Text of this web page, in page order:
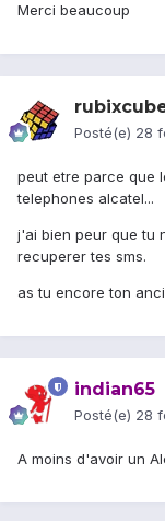
Merci beaucoup
Posté(e) 28
peut etre parce que
telephones alcatel...
j'ai bien peur que tu
recuperer tes sms.
as tu encore ton
indian65
Posté(e) 28
A moins d'avoir un